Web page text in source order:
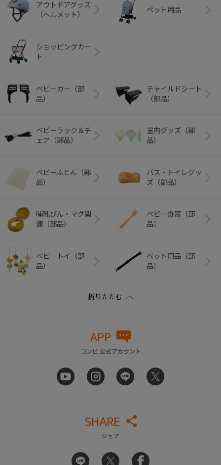
アウトドアグッズ
（ヘルメット）
ペット用品
ショッピングカー
ト
ベビーカー（部
品）
チャイルドシート
（部品）
ベビーラック＆チ
ェア（部品）
室内グッズ（部
品）
ベビーふとん（部
品）
バス・トイレグッ
ズ（部品）
哺乳びん・マグ関
連（部品）
ベビー食器（部
品）
ベビートイ（部
品）
ペット用品（部
品）
APP
コンビ 公式アカウント
SHARE
シェア